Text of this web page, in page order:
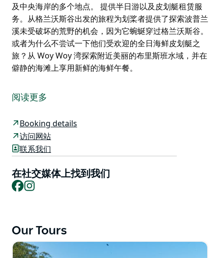
及中央海岸的多个地点。 提供半日游以及皮划艇租赁服
务。从格兰沃斯谷出发的旅程为划桨者提供了探索波普兰
溪未受破坏的荒野的机会，因为它蜿蜒穿过格兰沃斯谷。
或者为什么不尝试一下他们受欢迎的全日海鲜皮划艇之
旅？从 Woy Woy 湾探索附近美丽的布里斯班水域，并在
僻静的海滩上享用新鲜的海鲜午餐。
Adventures) 提供令人兴奋的皮划艇之旅，其基地位于格
伦沃斯谷 (Glenworth Valley) 占地 3,000 英亩的基地以
提供半日游以及皮划艇租赁服务。从格兰沃斯谷出发的旅
程为划桨者提供了探索波普兰溪未受破坏的荒野的机会，
因为它蜿蜒穿过格兰沃斯谷。
或者为什么不尝试一下他们受欢迎的全日海鲜皮划艇之
旅？从 Woy Woy 湾探索附近美丽的布里斯班水域，并在
阅读更多
Booking details
访问网站
联系我们
在社交媒体上找到我们
Facebook
Our Tours